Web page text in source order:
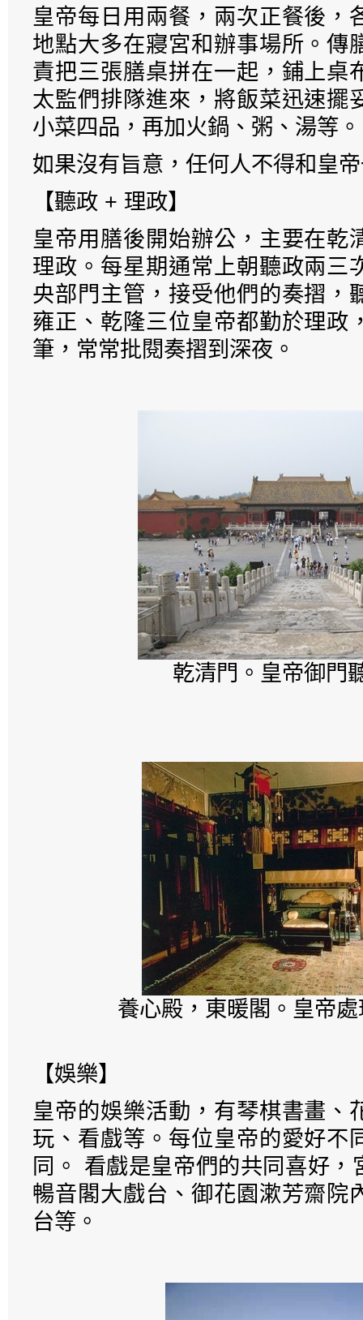
皇帝每日用兩餐，兩次正餐後，
地點大多在寢宮和辦事場所。傳
責把三張膳桌拼在一起，鋪上桌
太監們排隊進來，將飯菜迅速擺
小菜四品，再加火鍋、粥、湯等。
如果沒有旨意，任何人不得和皇
【聽政 + 理政】
皇帝用膳後開始辦公，主要在乾
理政。每星期通常上朝聽政兩三
央部門主管，接受他們的奏摺，
雍正、乾隆三位皇帝都勤於理政
筆，常常批閱奏摺到深夜。
乾清門。皇帝御門
養心殿，東暖閣。皇帝
【娛樂】
皇帝的娛樂活動，有琴棋書畫、
玩、看戲等。每位皇帝的愛好不
同。 看戲是皇帝們的共同喜好，
暢音閣大戲台、御花園漱芳齋院
台等。